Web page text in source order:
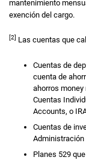
mantenimiento
exención del cargo.
[2] Las cuentas que
Cuentas de
cuenta de
ahorros
Cuentas
Accounts, o
Cuentas de
Administración
Planes 529